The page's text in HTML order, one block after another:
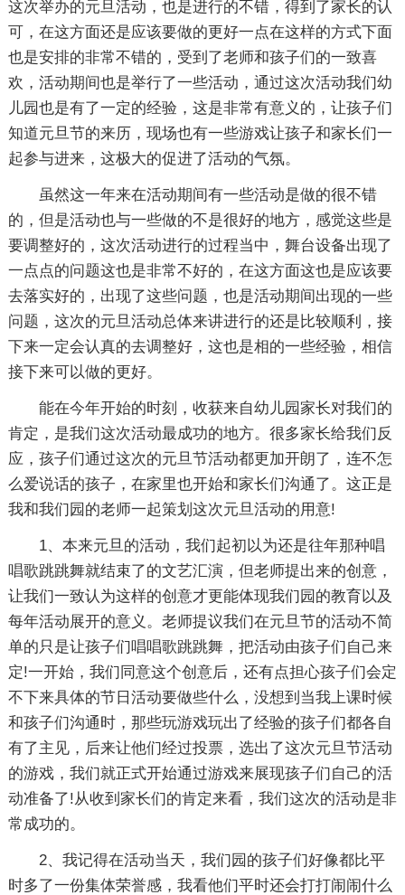
这次举办的元旦活动，也是进行的不错，得到了家长的认
可，在这方面还是应该要做的更好一点在这样的方式下面
也是安排的非常不错的，受到了老师和孩子们的一致喜
欢，活动期间也是举行了一些活动，通过这次活动我们幼
儿园也是有了一定的经验，这是非常有意义的，让孩子们
知道元旦节的来历，现场也有一些游戏让孩子和家长们一
起参与进来，这极大的促进了活动的气氛。
虽然这一年来在活动期间有一些活动是做的很不错
的，但是活动也与一些做的不是很好的地方，感觉这些是
要调整好的，这次活动进行的过程当中，舞台设备出现了
一点点的问题这也是非常不好的，在这方面这也是应该要
去落实好的，出现了这些问题，也是活动期间出现的一些
问题，这次的元旦活动总体来讲进行的还是比较顺利，接
下来一定会认真的去调整好，这也是相的一些经验，相信
接下来可以做的更好。
能在今年开始的时刻，收获来自幼儿园家长对我们的
肯定，是我们这次活动最成功的地方。很多家长给我们反
应，孩子们通过这次的元旦节活动都更加开朗了，连不怎
么爱说话的孩子，在家里也开始和家长们沟通了。这正是
我和我们园的老师一起策划这次元旦活动的用意!
1、本来元旦的活动，我们起初以为还是往年那种唱
唱歌跳跳舞就结束了的文艺汇演，但老师提出来的创意，
让我们一致认为这样的创意才更能体现我们园的教育以及
每年活动展开的意义。老师提议我们在元旦节的活动不简
单的只是让孩子们唱唱歌跳跳舞，把活动由孩子们自己来
定!一开始，我们同意这个创意后，还有点担心孩子们会定
不下来具体的节日活动要做些什么，没想到当我上课时候
和孩子们沟通时，那些玩游戏玩出了经验的孩子们都各自
有了主见，后来让他们经过投票，选出了这次元旦节活动
的游戏，我们就正式开始通过游戏来展现孩子们自己的活
动准备了!从收到家长们的肯定来看，我们这次的活动是非
常成功的。
2、我记得在活动当天，我们园的孩子们好像都比平
时多了一份集体荣誉感，我看他们平时还会打打闹闹什么